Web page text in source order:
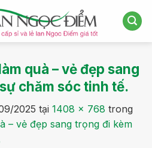
quà – vẻ đẹp sang
chăm sóc tinh tế.
2025 tại 1408 × 768 trong
– vẻ đẹp sang trọng đi kèm